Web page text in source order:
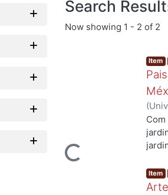
Search
Now showing 1 - 2 of 2
Loading...
Item
(
20
Item